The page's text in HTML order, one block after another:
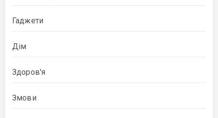
Гаджети
Дім
Здоров'я
Змови